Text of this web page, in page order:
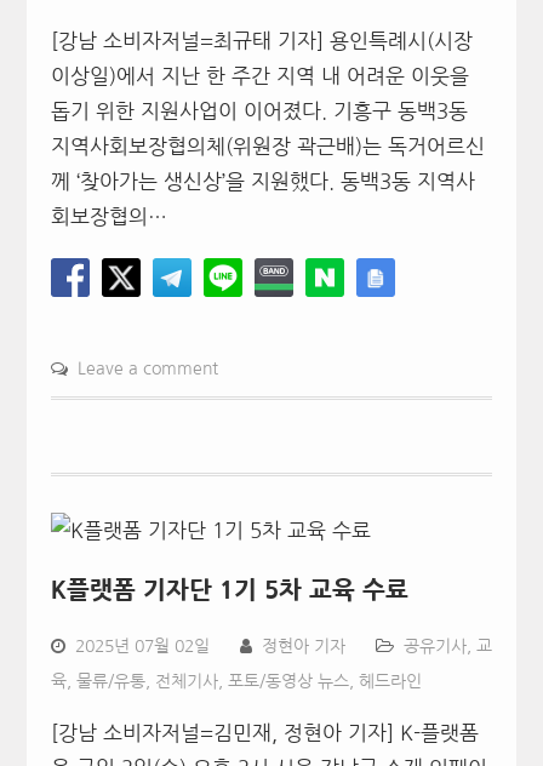
[강남 소비자저널=최규태 기자] 용인특례시(시장
이상일)에서 지난 한 주간 지역 내 어려운 이웃을
돕기 위한 지원사업이 이어졌다. 기흥구 동백3동
지역사회보장협의체(위원장 곽근배)는 독거어르신
께 ‘찾아가는 생신상’을 지원했다. 동백3동 지역사
회보장협의…
Leave a comment
K플랫폼 기자단 1기 5차 교육 수료
2025년 07월 02일 정현아 기자 공유기사, 교
육, 물류/유통, 전체기사, 포토/동영상 뉴스, 헤드라인
[강남 소비자저널=김민재, 정현아 기자] K-플랫폼